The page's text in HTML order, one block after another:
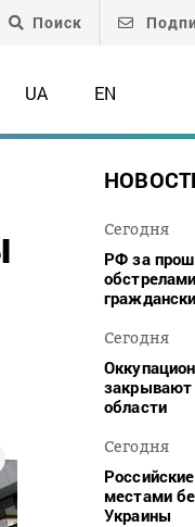
Поиск
UA EN
Сегодня
РФ за
Сегодня
области
Сегодня
местами
Украины